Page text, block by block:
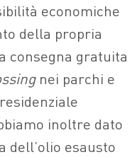
economiche
della propria
consegna gratuita
nei parchi e
inoltre dato
dell’olio esausto